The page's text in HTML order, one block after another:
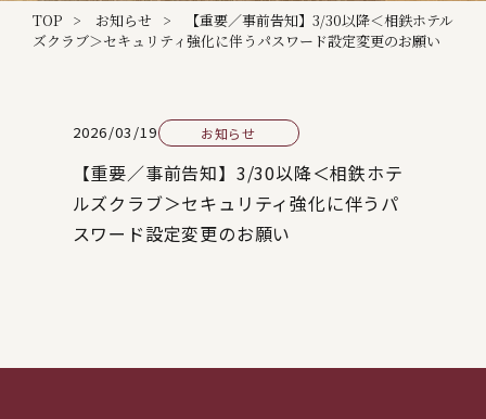
TOP お知らせ
【重要／事前告知】3/30以降＜相鉄ホテル
ズクラブ＞セキュリティ強化に伴うパスワード設定変更のお願い
2026/03/19 お知らせ
【重要／事前告知】3/30以降＜相鉄ホテ
ルズクラブ＞セキュリティ強化に伴うパ
スワード設定変更のお願い